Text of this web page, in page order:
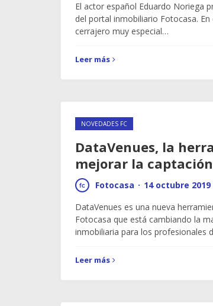
El actor español Eduardo Noriega
del portal inmobiliario Fotocasa.
cerrajero muy especial…
Leer más
NOVEDADES FC
DataVenues, la
mejorar la
Fotocasa · 14 octubre 2019
DataVenues es una nueva
Fotocasa que está cambiando la
inmobiliaria para los profesionales
Leer más